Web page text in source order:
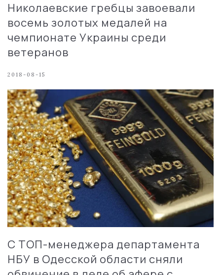
Николаевские гребцы завоевали
восемь золотых медалей на
чемпионате Украины среди
ветеранов
2018-08-15
C ТОП-менеджера департамента
НБУ в Одесской области сняли